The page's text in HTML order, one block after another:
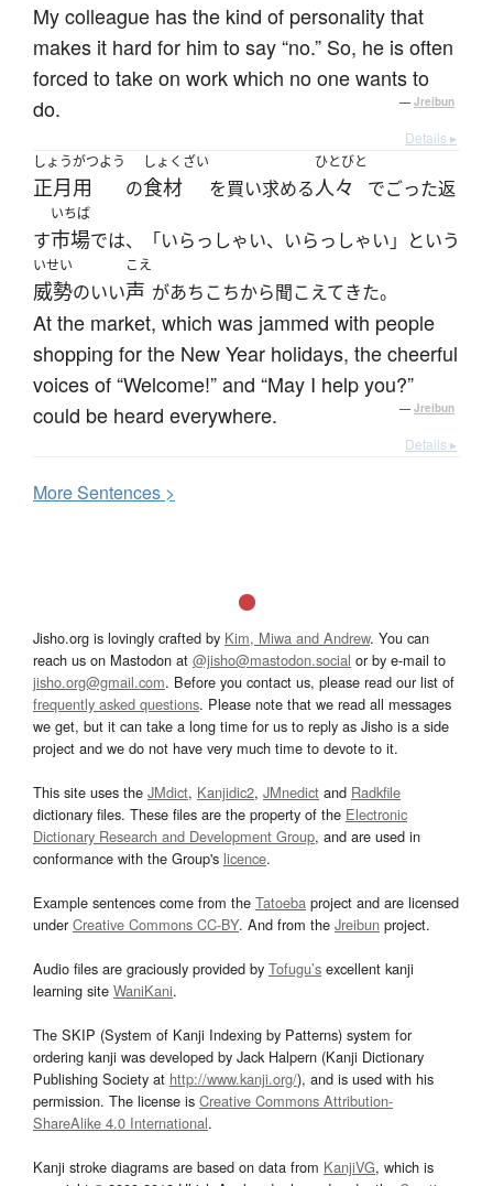
My colleague has the kind of personality that
makes it hard for him to say “no.” So, he is often
forced to take on work which no one wants to
do.
— Jreibun
Details ▸
しょうがつよう
正月用 の
しょくざい
食材 を買い求める
ひとびと
人々 でごった返
す
いちば
市場では、「いらっしゃい、いらっしゃい」という
いせい
威勢のいい
こえ
声 があちこちから聞こえてきた。
At the market, which was jammed with people
shopping for the New Year holidays, the cheerful
voices of “Welcome!” and “May I help you?”
could be heard everywhere.
— Jreibun
Details ▸
MoreSentences >
Jisho.org is lovingly crafted by Kim, Miwa and Andrew. You can
reach us on Mastodon at @jisho@mastodon.social or by e-mail to
jisho.org@gmail.com. Before you contact us, please read our list of
frequently asked questions. Please note that we read all messages
we get, but it can take a long time for us to reply as Jisho is a side
project and we do not have very much time to devote to it.
This site uses the JMdict, Kanjidic2, JMnedict and Radkfile
dictionary files. These files are the property of the Electronic
Dictionary Research and Development Group, and are used in
conformance with the Group's licence.
Example sentences come from the Tatoeba project and are licensed
underCreative Commons CC-BY. And from the Jreibun project.
Audio files are graciously provided by Tofugu’s excellent kanji
learning site WaniKani.
The SKIP (System of Kanji Indexing by Patterns) system for
ordering kanji was developed by Jack Halpern (Kanji Dictionary
Publishing Society at http://www.kanji.org/), and is used with his
permission. The license is Creative Commons Attribution-
ShareAlike 4.0 International.
Kanji stroke diagrams are based on data from KanjiVG, which is